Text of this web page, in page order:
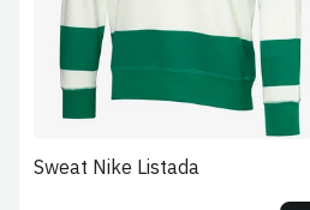
Sweat Nike Listada